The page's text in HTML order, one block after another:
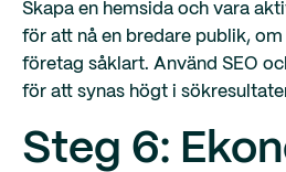
Skapa en hemsida och vara
för att nå en bredare publik,
företag såklart. Använd SEO
för att synas högt i
Steg 6: